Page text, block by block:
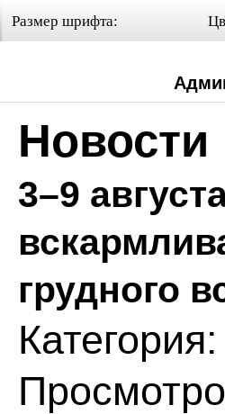
Размер шрифта:
Новости
3–9
грудного
Категория: